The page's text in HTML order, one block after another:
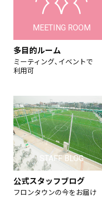
MEETING ROOM
多目的ルーム
ミーティング、イベントで
利用可
STAFF BLOG
公式スタッフブログ
フロンタウンの今をお届け